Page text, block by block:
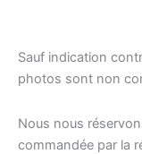
Sauf indication
photos sont non
Nous nous
commandée par la